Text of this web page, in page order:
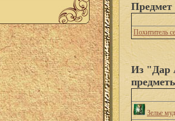
Похититель
Из "Дар
Зелье